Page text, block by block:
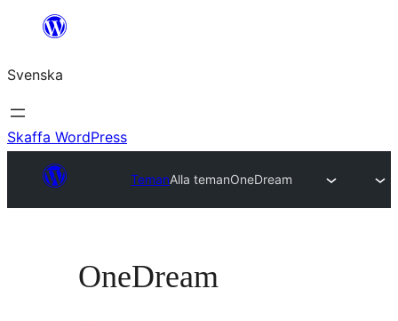
Hoppa
innehåll
Svenska
Skaffa WordPress
TemanAlla temanOneDream
OneDream